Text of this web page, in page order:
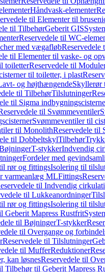
Håndvask-elementer
til Elementer til
til TilbehørGeberit GIS
Reservedele til WC-
med vægafløb
til Elementer til vaske- og
toiletterReservedele til
til toiletter, i plast
og højthængendeSkyllerør
til TilbehørTilslutninger
til Sigma
til Svømmeventiler
Svømmeventiler til
til MonolithReservedele til
til DobbeltskylTilbehør
T-stykkerIndvendig
Fordeler med
rør og fittingsIsolering til
varmeanlæg MLFittings
til Indvendig
til Lukkeanordninger
rør og fittingsIsolering til
Geberit Mapress Rustfrit
til BøjningerT-stykker
til Overgange og
Reservedele til Tilslutninger
til MufferReduktioner
kan løsnesReservedele til
Tilbehør til Geberit Mapress